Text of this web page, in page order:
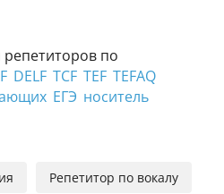
по
DELF TCF TEF TEFAQ
ЕГЭ носитель
Репетитор по вокалу